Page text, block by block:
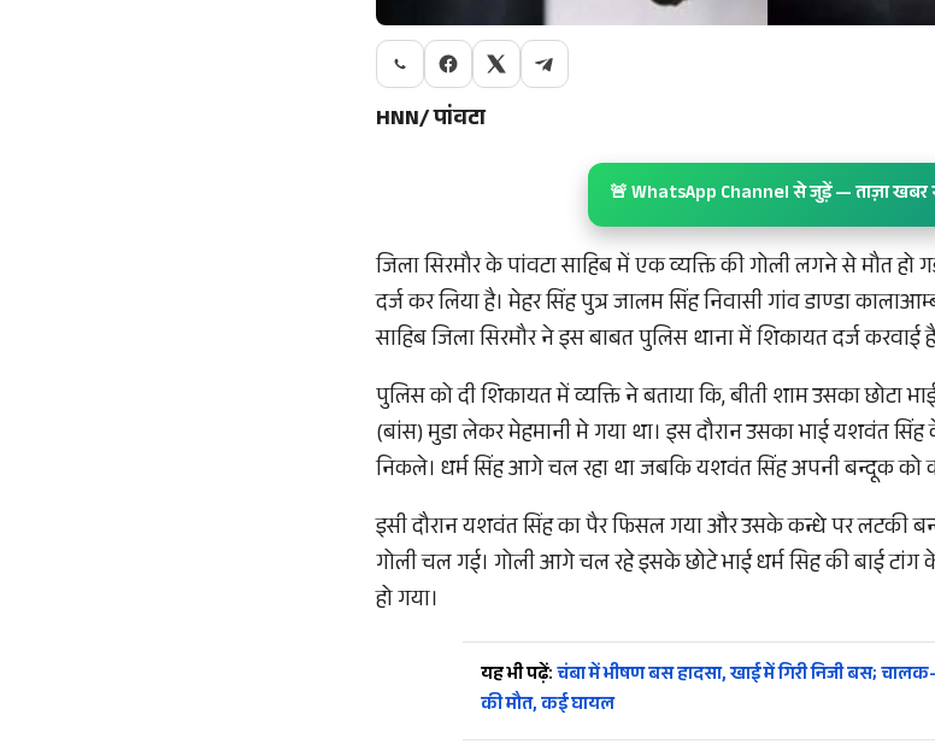
HNN/ पांवटा
🚨 WhatsApp Channel से जुड़ें — ताज़ा
जिला सिरमौर के पांवटा साहिब में एक व्यक्ति की गोली लगने से मौत हो
दर्ज कर लिया है। मेहर सिंह पुत्र जालम सिंह निवासी गांव डाण्डा
साहिब जिला सिरमौर ने इस बाबत पुलिस थाना में शिकायत दर्ज करवाई
पुलिस को दी शिकायत में व्यक्ति ने बताया कि, बीती शाम उसका छोटा
(बांस) मुडा लेकर मेहमानी मे गया था। इस दौरान उसका भाई यशवंत
निकले। धर्म सिंह आगे चल रहा था जबकि यशवंत सिंह अपनी बन्दूक को
इसी दौरान यशवंत सिंह का पैर फिसल गया और उसके कन्धे पर लटकी
गोली चल गई। गोली आगे चल रहे इसके छोटे भाई धर्म सिह की बाई
हो गया।
यह भी पढ़ें:चंबा में भीषण बस हादसा, खाई में गिरी निजी बस;
की मौत, कई घायल